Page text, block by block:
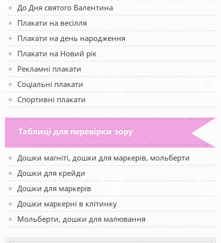
До Дня святого Валентина
Плакати на весілля
Плакати на день народження
Плакати на Новий рік
Рекламні плакати
Соціальні плакати
Спортивні плакати
Таблиці для перевірки зору
Дошки магніті, дошки для маркерів, мольберти
Дошки для крейди
Дошки для маркерів
Дошки маркерні в клітинку
Мольберти, дошки для малювання